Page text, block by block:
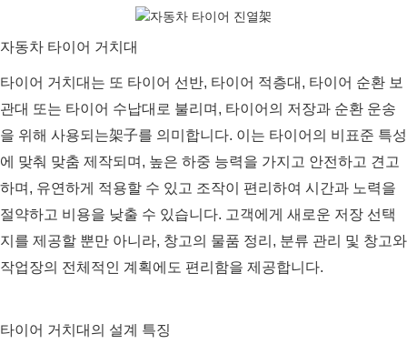
자동차 타이어 거치대
타이어 거치대는 또 타이어 선반, 타이어 적층대, 타이어 순환 보
관대 또는 타이어 수납대로 불리며, 타이어의 저장과 순환 운송
을 위해 사용되는架子를 의미합니다. 이는 타이어의 비표준 특성
에 맞춰 맞춤 제작되며, 높은 하중 능력을 가지고 안전하고 견고
하며, 유연하게 적용할 수 있고 조작이 편리하여 시간과 노력을
절약하고 비용을 낮출 수 있습니다. 고객에게 새로운 저장 선택
지를 제공할 뿐만 아니라, 창고의 물품 정리, 분류 관리 및 창고와
작업장의 전체적인 계획에도 편리함을 제공합니다.
타이어 거치대의 설계 특징